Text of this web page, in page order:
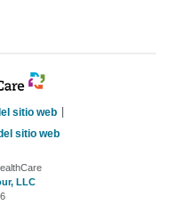
sitio web
sitio web
LLC